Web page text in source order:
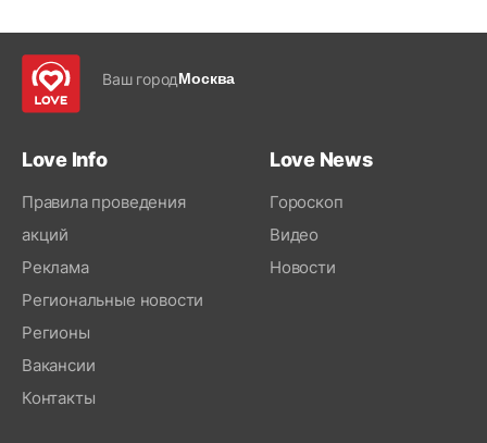
Ваш городМосква
Love Info
Правила проведения
акций
Реклама
Региональные новости
Регионы
Вакансии
Контакты
Love News
Гороскоп
Видео
Новости